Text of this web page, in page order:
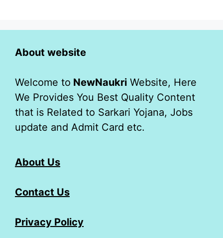
About website
Welcome to NewNaukri Website, Here
We Provides You Best Quality Content
that is Related to Sarkari Yojana, Jobs
update and Admit Card etc.
About Us
Contact Us
Privacy Policy